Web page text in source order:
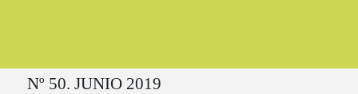
Ruta del sitio
Nº 50. JUNIO 2019